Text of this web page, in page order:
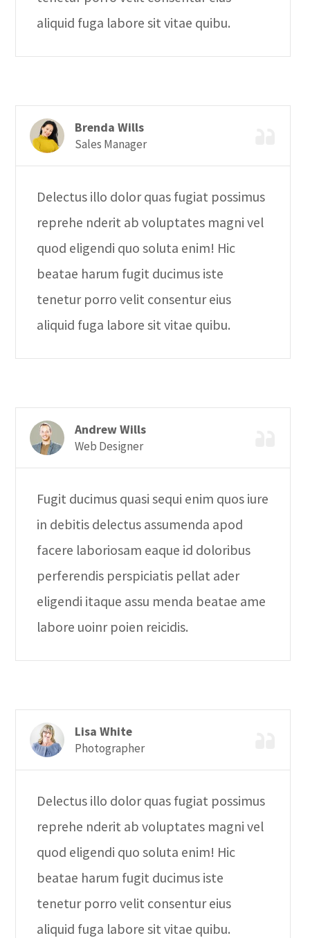
aliquid fuga labore sit vitae quibu.
Brenda Wills
Sales Manager
Delectus illo dolor quas fugiat possimus
reprehe nderit ab voluptates magni vel
quod eligendi quo soluta enim! Hic
beatae harum fugit ducimus iste
tenetur porro velit consentur eius
aliquid fuga labore sit vitae quibu.
Andrew Wills
Web Designer
Fugit ducimus quasi sequi enim quos iure
in debitis delectus assumenda apod
facere laboriosam eaque id doloribus
perferendis perspiciatis pellat ader
eligendi itaque assu menda beatae ame
labore uoinr poien reicidis.
Lisa White
Photographer
Delectus illo dolor quas fugiat possimus
reprehe nderit ab voluptates magni vel
quod eligendi quo soluta enim! Hic
beatae harum fugit ducimus iste
tenetur porro velit consentur eius
aliquid fuga labore sit vitae quibu.